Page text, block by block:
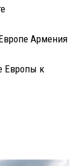
Армения
Европы к